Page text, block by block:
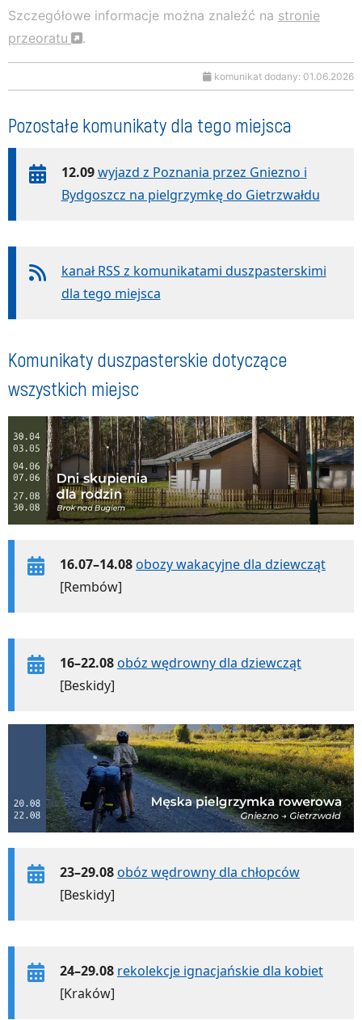
Szczegółowe informacje można znaleźć na stronie
przeoratu
.
komunikat dodany: 01.06.2026
Pozostałe komunikaty dla tego miejsca
12.09 wyjazd z Poznania przez Gniezno i
Bydgoszcz na pielgrzymkę do Gietrzwałdu
kanał RSS z komunikatami duszpasterskimi
dla tego miejsca
Komunikaty duszpasterskie dotyczące
wszystkich miejsc
16.07–14.08obozy wakacyjne dla dziewcząt
[Rembów]
16–22.08obóz wędrowny dla dziewcząt
[Beskidy]
23–29.08obóz wędrowny dla chłopców
[Beskidy]
24–29.08 rekolekcje ignacjańskie dla kobiet
[Kraków]